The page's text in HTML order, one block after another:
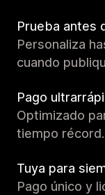
Prueba antes
Personaliza
cuando
Pago
Optimizado
tiempo récord.
Tuya para
Pago único y